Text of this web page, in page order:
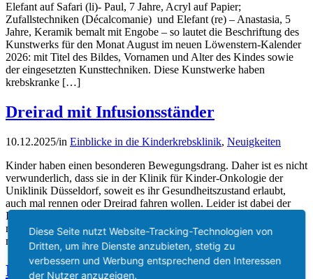
Elefant auf Safari (li)- Paul, 7 Jahre, Acryl auf Papier;
Zufallstechniken (Décalcomanie) und Elefant (re) – Anastasia, 5
Jahre, Keramik bemalt mit Engobe – so lautet die Beschriftung des
Kunstwerks für den Monat August im neuen Löwenstern-Kalender
2026: mit Titel des Bildes, Vornamen und Alter des Kindes sowie
der eingesetzten Kunsttechniken. Diese Kunstwerke haben
krebskranke […]
Dreirad mit Infusionsständer
10.12.2025/in Einblicke in die Kinderkrebsklinik, Neuigkeiten
Kinder haben einen besonderen Bewegungsdrang. Daher ist es nicht
verwunderlich, dass sie in der Klinik für Kinder-Onkologie der
Uniklinik Düsseldorf, soweit es ihr Gesundheitszustand erlaubt,
auch mal rennen oder Dreirad fahren wollen. Leider ist dabei der
Infusionsständer, über den die Infusionen verabreicht werden
müssen, meist ein großes Hindernis. Löwenstern hat nun zusammen
mit der Ihrlich […]
Höhenretter seilen sich vom Dach ab und
Diese Seite nutzt Website-Tracking-Technologien von
Dritten, um ihre Dienste anzubieten, stetig zu
verbessern und Werbung entsprechend den Interessen
der Nutzer anzuzeigen.